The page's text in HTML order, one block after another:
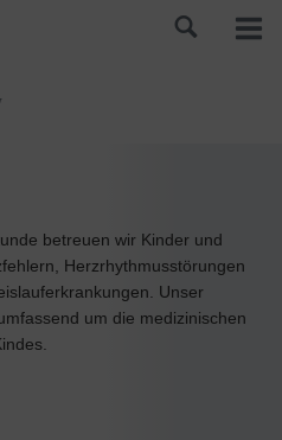
betreuen wir Kinder und
Herzrhythmusstörungen
Unser
um die medizinischen